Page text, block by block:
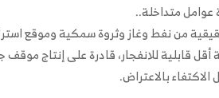
متداخلة..
من نفط وغاز وثروة سمكية وموقع
أقل قابلية للانفجار، قادرة على إنتاج
بالاعتراض.